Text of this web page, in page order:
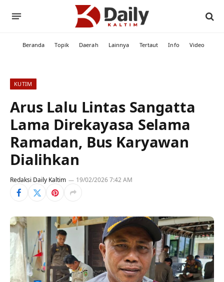
Beranda Topik Daerah Lainnya Tertaut Info Video
KUTIM
Arus Lalu Lintas Sangatta
Lama Direkayasa Selama
Ramadan, Bus Karyawan
Dialihkan
Redaksi Daily Kaltim 19/02/2026 7:42 AM